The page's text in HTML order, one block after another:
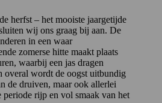
herfst – het mooiste jaargetijde
wij ons graag bij aan. De
in een waar
zomerse hitte maakt plaats
waarbij een jas dragen
overal wordt de oogst uitbundig
de druiven, maar ook allerlei
rijp en vol smaak van het